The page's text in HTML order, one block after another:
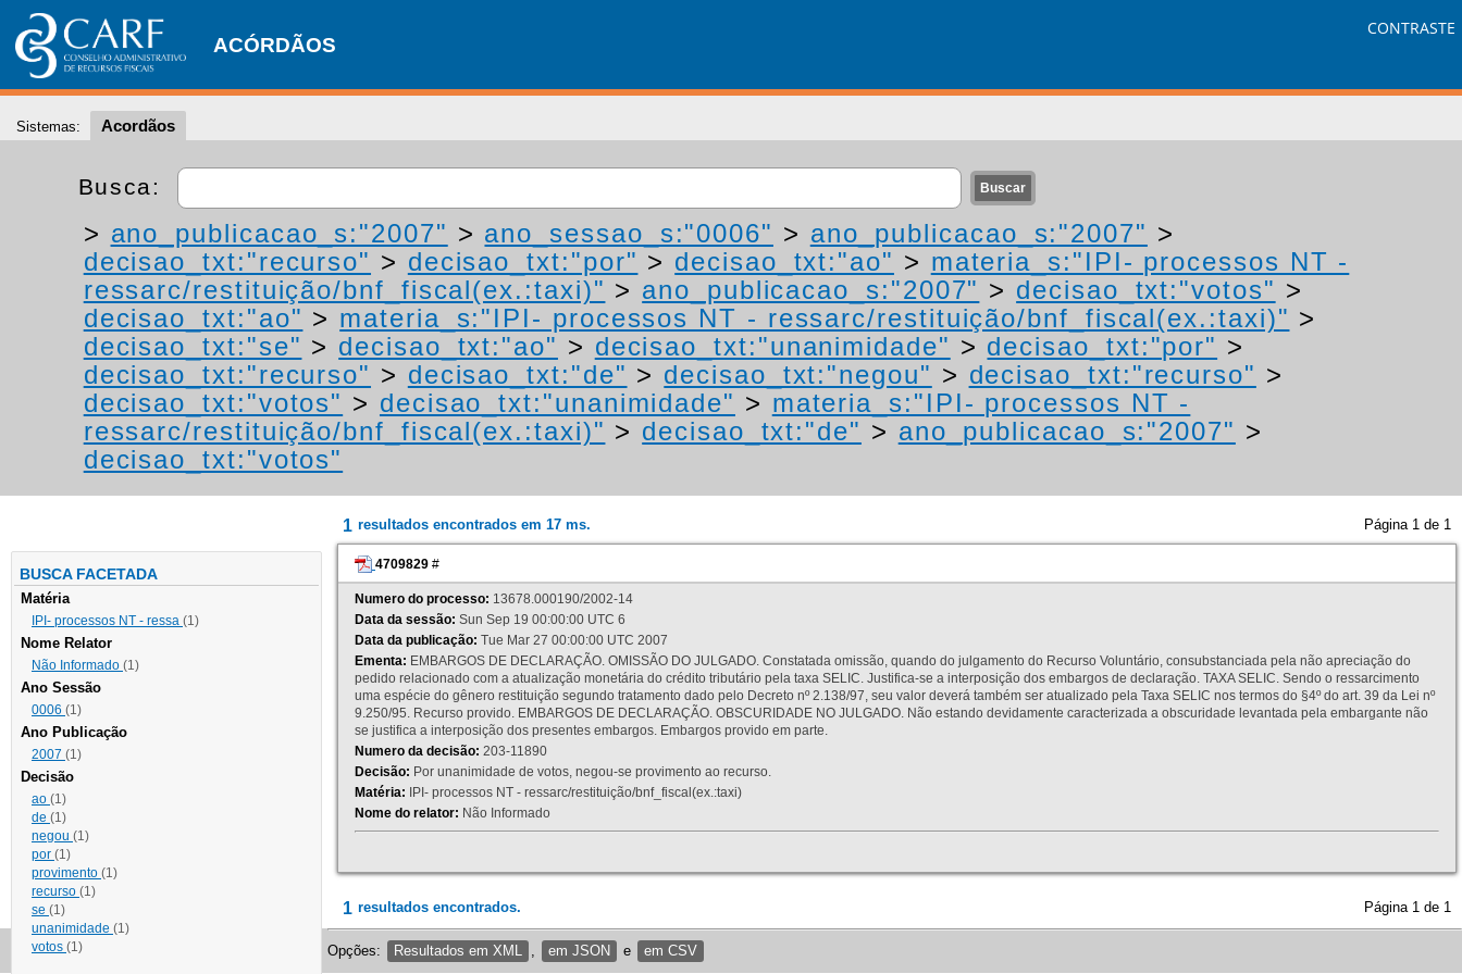
ACÓRDÃOS
CONTRASTE
Sistemas: Acordãos
Busca:
> ano_publicacao_s:"2007" > ano_sessao_s:"0006" > ano_publicacao_s:"2007" >
decisao_txt:"recurso" > decisao_txt:"por" > decisao_txt:"ao" > materia_s:"IPI- processos NT -
ressarc/restituição/bnf_fiscal(ex.:taxi)" > ano_publicacao_s:"2007" > decisao_txt:"votos" >
decisao_txt:"ao" > materia_s:"IPI- processos NT - ressarc/restituição/bnf_fiscal(ex.:taxi)" >
decisao_txt:"se" > decisao_txt:"ao" > decisao_txt:"unanimidade" > decisao_txt:"por" >
decisao_txt:"recurso" > decisao_txt:"de" > decisao_txt:"negou" > decisao_txt:"recurso" >
decisao_txt:"votos" > decisao_txt:"unanimidade" > materia_s:"IPI- processos NT -
ressarc/restituição/bnf_fiscal(ex.:taxi)" > decisao_txt:"de" > ano_publicacao_s:"2007" >
decisao_txt:"votos"
BUSCA FACETADA
Matéria
IPI- processos NT - ressa (1)
Nome Relator
Não Informado (1)
Ano Sessão
0006 (1)
Ano Publicação
2007 (1)
Decisão
ao (1)
de (1)
negou (1)
por (1)
provimento (1)
recurso (1)
se (1)
unanimidade (1)
votos (1)
1 resultados encontrados em 17 ms. Página 1 de 1
4709829 #
Numero do processo: 13678.000190/2002-14
Data da sessão: Sun Sep 19 00:00:00 UTC 6
Data da publicação: Tue Mar 27 00:00:00 UTC 2007
Ementa: EMBARGOS DE DECLARAÇÃO. OMISSÃO DO JULGADO. Constatada omissão, quando do julgamento do Recurso Voluntário, consubstanciada pela não apreciação do
pedido relacionado com a atualização monetária do crédito tributário pela taxa SELIC. Justifica-se a interposição dos embargos de declaração. TAXA SELIC. Sendo o ressarcimento
uma espécie do gênero restituição segundo tratamento dado pelo Decreto nº 2.138/97, seu valor deverá também ser atualizado pela Taxa SELIC nos termos do §4º do art. 39 da Lei nº
9.250/95. Recurso provido. EMBARGOS DE DECLARAÇÃO. OBSCURIDADE NO JULGADO. Não estando devidamente caracterizada a obscuridade levantada pela embargante não
se justifica a interposição dos presentes embargos. Embargos provido em parte.
Numero da decisão: 203-11890
Decisão: Por unanimidade de votos, negou-se provimento ao recurso.
Matéria: IPI- processos NT - ressarc/restituição/bnf_fiscal(ex.:taxi)
Nome do relator: Não Informado
1 resultados encontrados. Página 1 de 1
Opções: Resultados em XML em JSON e em CSV